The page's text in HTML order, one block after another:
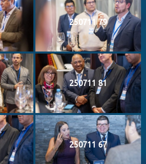
250711 79
250711 81
250711 67